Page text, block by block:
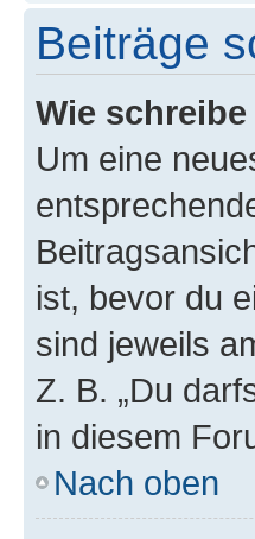
Beiträge
Wie
Um eine
ist, bevor du
sind jeweils
Z. B. „Du
in diesem
Nach oben